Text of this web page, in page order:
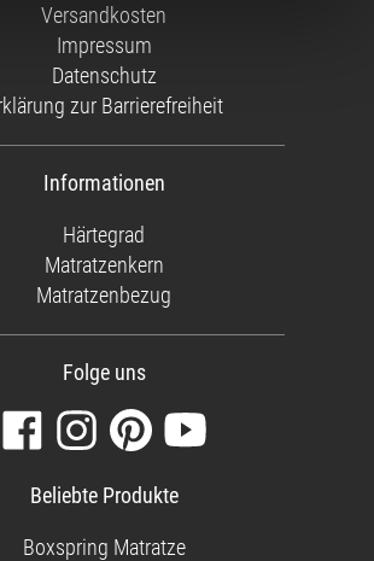
Versandkosten
Impressum
Datenschutz
zur Barrierefreiheit
Informationen
Härtegrad
Matratzenkern
Matratzenbezug
Folge uns
Besuchen
Sie
unsere
Seite
Folgen
Sie
uns
Instagram
Finden
Sie
uns
Pinterest
Sehen
Beliebte Produkte
Boxspring Matratze